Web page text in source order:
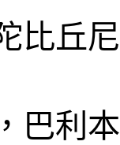
比丘
巴利